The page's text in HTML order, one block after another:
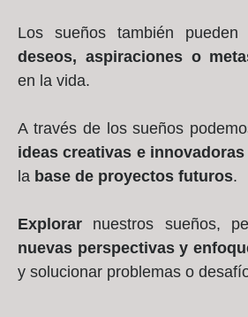
Los sueños también
deseos, aspiraciones o
en la vida.
A través de los sueños
ideas creativas e innovadoras
la base de proyectos futuros.
Explorar nuestros sueños,
nuevas perspectivas y
y solucionar problemas o